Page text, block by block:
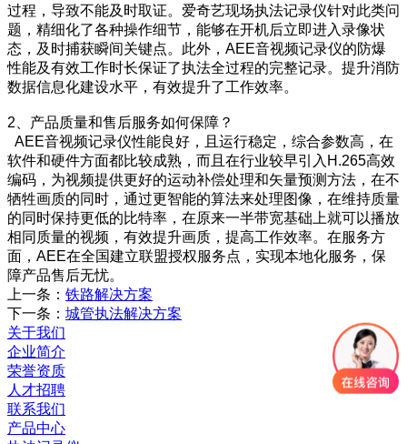
过程，导致不能及时取证。 爱奇艺现场执法记录仪针对此类问
题，精细化了各种操作细节，能够在开机后立即进入录像状
态，及时捕获瞬间关键点。此外， AEE音视频记录仪的防爆
性能及有效工作时长保证了执法全过程的完整记录。提升消防
数据信息化建设水平，有效提升了工作效率。
2、产品质量和售后服务如何保障？
AEE音视频记录仪性能良好，且运行稳定，综合参数高，在
软件和硬件方面都比较成熟，而且在行业较早引入H.265高效
编码 ， 为视频提供更好的运动补偿处理和矢量预测方法 ， 在不
牺牲画质的同时 ， 通过更智能的算法来处理图像 ， 在维持质量
的同时保持更低的比特率 ， 在原来一半带宽基础上就可以播放
相同质量的视频 ， 有效提升画质 ， 提高工作效率。 在服务方
面 ，AEE在全国建立联盟授权服务点 ， 实现本地化服务 ，保
障产品售后无忧。
上一条： 铁路解决方案
下一条： 城管执法解决方案
关于我们
企业简介
荣誉资质
人才招聘
联系我们
产品中心